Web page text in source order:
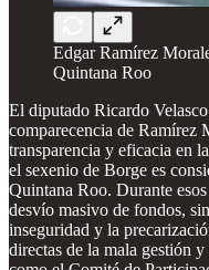
Edgar Ramírez
Quintana Roo
El diputado Ricardo
comparecencia de Ramírez
transparencia y eficacia en
el sexenio de Borge es
Quintana Roo. Durante
desvío masivo de fondos,
inseguridad y la
directas de la mala gestión